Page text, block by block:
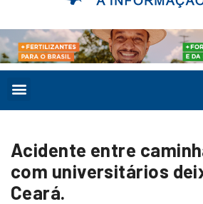
Acidente entre
com universitários
Ceará.